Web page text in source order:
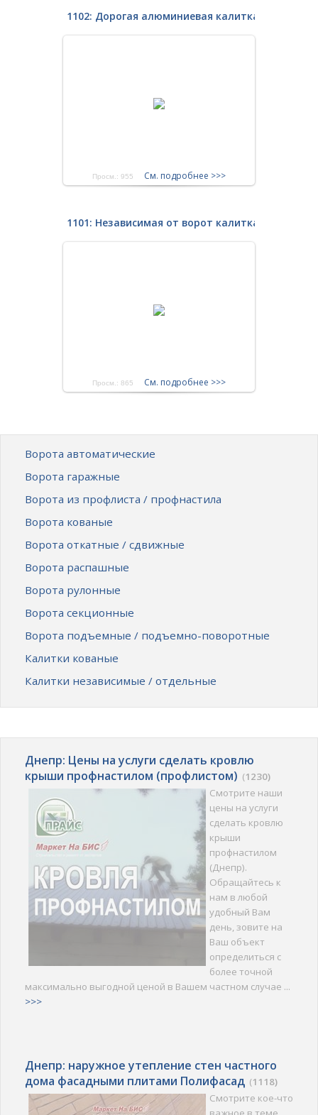
1102: Дорогая алюминиевая калитка уличная
Просм.: 955 См. подробнее >>>
1101: Независимая от ворот калитка
Просм.: 865 См. подробнее >>>
Ворота автоматические
Ворота гаражные
Ворота из профлиста / профнастила
Ворота кованые
Ворота откатные / сдвижные
Ворота распашные
Ворота рулонные
Ворота секционные
Ворота подъемные / подъемно-поворотные
Калитки кованые
Калитки независимые / отдельные
Днепр: Цены на услуги сделать кровлю
крыши профнастилом (профлистом) (1230)
Смотрите наши
цены на услуги
сделать кровлю
крыши
профнастилом
(Днепр).
Обращайтесь к
нам в любой
удобный Вам
день, зовите на
Ваш объект
определиться с
более точной
максимально выгодной ценой в Вашем частном случае ...
>>>
Днепр: наружное утепление стен частного
дома фасадными плитами Полифасад (1118)
Смотрите кое-что